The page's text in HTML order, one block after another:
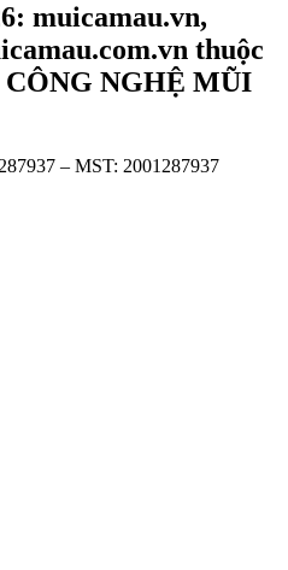
muicamau.vn,
thuộc
NGHỆ MŨI
– MST: 2001287937